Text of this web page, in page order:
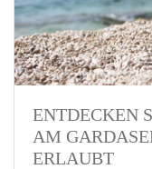
ENTDECKEN
AM
ERLAUBT